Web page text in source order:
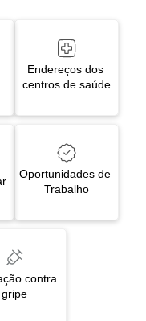
Endereços dos
centros de saúde
Oportunidades de
Trabalho
contra
gripe